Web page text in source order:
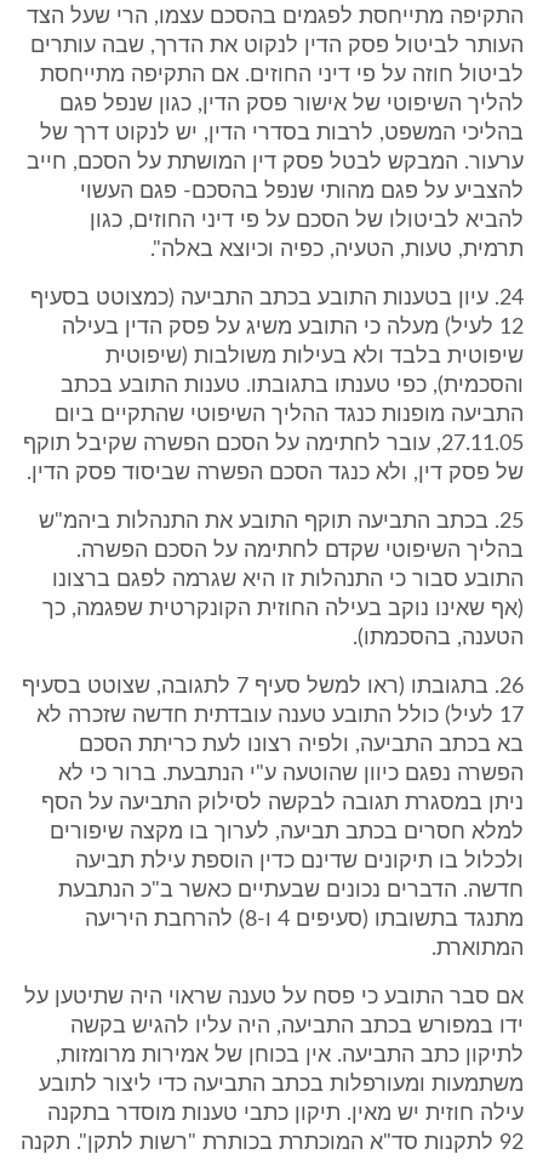
התקיפה מתייחסת לפגמים בהסכם עצמו, הרי שעל הצד
העותר לביטול פסק הדין לנקוט את הדרך, שבה עותרים
לביטול חוזה על פי דיני החוזים. אם התקיפה מתייחסת
להליך השיפוטי של אישור פסק הדין, כגון שנפל פגם
בהליכי המשפט, לרבות בסדרי הדין, יש לנקוט דרך של
ערעור. המבקש לבטל פסק דין המושתת על הסכם, חייב
להצביע על פגם מהותי שנפל בהסכם- פגם העשוי
להביא לביטולו של הסכם על פי דיני החוזים, כגון
תרמית, טעות, הטעיה, כפיה וכיוצא באלה".
24. עיון בטענות התובע בכתב התביעה (כמצוטט בסעיף
12 לעיל) מעלה כי התובע משיג על פסק הדין בעילה
שיפוטית בלבד ולא בעילות משולבות (שיפוטית
והסכמית), כפי טענתו בתגובתו. טענות התובע בכתב
התביעה מופנות כנגד ההליך השיפוטי שהתקיים ביום
27.11.05, עובר לחתימה על הסכם הפשרה שקיבל תוקף
של פסק דין, ולא כנגד הסכם הפשרה שביסוד פסק הדין.
25. בכתב התביעה תוקף התובע את התנהלות ביהמ"ש
בהליך השיפוטי שקדם לחתימה על הסכם הפשרה.
התובע סבור כי התנהלות זו היא שגרמה לפגם ברצונו
(אף שאינו נוקב בעילה החוזית הקונקרטית שפגמה, כך
הטענה, בהסכמתו).
26. בתגובתו (ראו למשל סעיף 7 לתגובה, שצוטט בסעיף
17 לעיל) כולל התובע טענה עובדתית חדשה שזכרה לא
בא בכתב התביעה, ולפיה רצונו לעת כריתת הסכם
הפשרה נפגם כיוון שהוטעה ע"י הנתבעת. ברור כי לא
ניתן במסגרת תגובה לבקשה לסילוק התביעה על הסף
למלא חסרים בכתב תביעה, לערוך בו מקצה שיפורים
ולכלול בו תיקונים שדינם כדין הוספת עילת תביעה
חדשה. הדברים נכונים שבעתיים כאשר ב"כ הנתבעת
מתנגד בתשובתו (סעיפים 4 ו-8) להרחבת היריעה
המתוארת.
אם סבר התובע כי פסח על טענה שראוי היה שתיטען על
ידו במפורש בכתב התביעה, היה עליו להגיש בקשה
לתיקון כתב התביעה. אין בכוחן של אמירות מרומזות,
משתמעות ומעורפלות בכתב התביעה כדי ליצור לתובע
עילה חוזית יש מאין. תיקון כתבי טענות מוסדר בתקנה
92 לתקנות סד"א המוכתרת בכותרת "רשות לתקן". תקנה